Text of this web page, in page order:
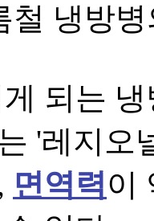
냉방병
되는
'레지오
면역력이